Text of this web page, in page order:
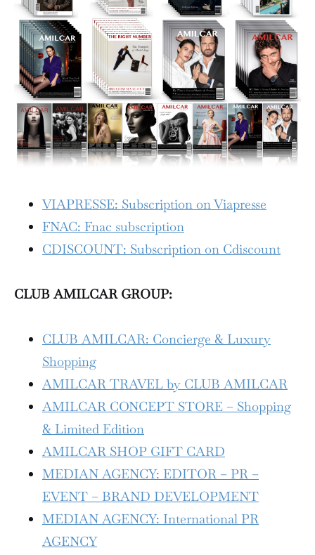
VIAPRESSE: Subscription on Viapresse
FNAC: Fnac subscription
CDISCOUNT: Subscription on Cdiscount
CLUB AMILCAR GROUP:
CLUB AMILCAR: Concierge & Luxury
Shopping
AMILCAR TRAVEL by CLUB AMILCAR
AMILCAR CONCEPT STORE – Shopping
& Limited Edition
AMILCAR SHOP GIFT CARD
MEDIAN AGENCY: EDITOR – PR –
EVENT – BRAND DEVELOPMENT
MEDIAN AGENCY: International PR
AGENCY